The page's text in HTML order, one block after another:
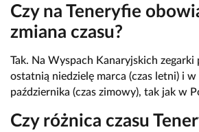
Czy na Teneryfie
zmiana czasu?
Tak. Na Wyspach Kanaryjskich zegarki
ostatnią niedzielę marca (czas letni) i
października (czas zimowy), tak jak w
Czy różnica czasu